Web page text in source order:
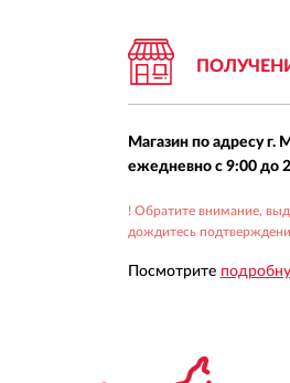
Магазин по адресу г.
ежедневно с 9:00 до
! Обратите внимание,
дождитесь
Посмотрите